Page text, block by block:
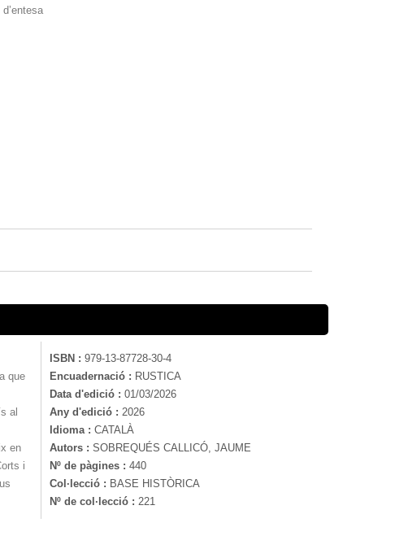
ISBN : 979-13-87728-30-4
Encuadernació : RUSTICA
Data d'edició : 01/03/2026
Any d'edició : 2026
Idioma : CATALÀ
Autors : SOBREQUÉS CALLICÓ, JAUME
Nº de pàgines : 440
Col·lecció : BASE HISTÒRICA
Nº de col·lecció : 221
que
al
en
i